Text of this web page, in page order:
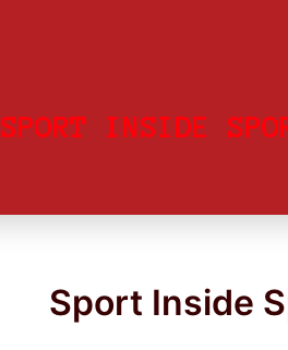
SPORT INSIDE
Sport Inside